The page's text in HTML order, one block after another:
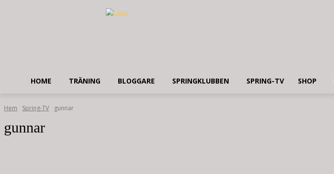
HOME TRÄNING BLOGGARE SPRINGKLUBBEN SPRING-TV SHOP
Hem Spring-TV gunnar
gunnar